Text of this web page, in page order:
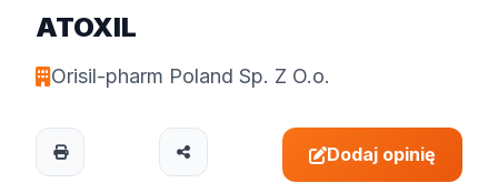
ATOXIL
Orisil-pharm Poland Sp. Z O.o.
Dodaj opinię